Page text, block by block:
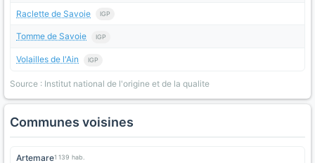
Raclette de Savoie IGP
Tomme de Savoie IGP
Volailles de l'Ain IGP
Source : Institut national de l'origine et de la qualite
Communes voisines
Artemare1 139 hab.